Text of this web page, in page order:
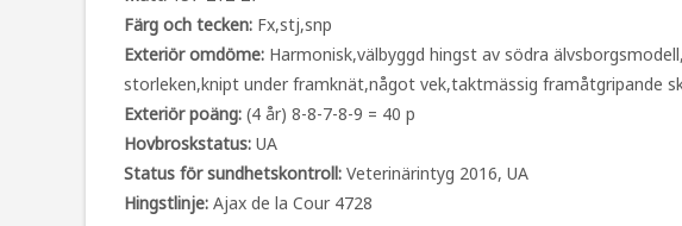
Färg och tecken: Fx,stj,snp
Exteriör omdöme: Harmonisk,välbyggd hingst av södra
storleken,knipt under framknät,något vek,taktmässig framåtgripande
Exteriör poäng: (4 år) 8-8-7-8-9 = 40 p
Hovbroskstatus: UA
Status för sundhetskontroll: Veterinärintyg 2016, UA
Hingstlinje: Ajax de la Cour 4728